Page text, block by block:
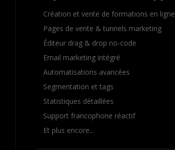
Création et vente de formations en ligne
Pages de vente & tunnels marketing
Éditeur drag & drop no-code
Email marketing intégré
Automatisations avancées
Segmentation et tags
Statistiques détaillées
Support francophone réactif
Et plus encore...